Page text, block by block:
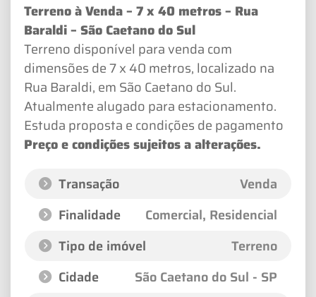
Terreno à Venda – 7 x 40 metros – Rua
Baraldi – São Caetano do Sul
Terreno disponível para venda com
dimensões de 7 x 40 metros, localizado na
Rua Baraldi, em São Caetano do Sul.
Atualmente alugado para estacionamento.
Estuda proposta e condições de pagamento
Preço e condições sujeitos a alterações.
Transação
Venda
Finalidade
Comercial, Residencial
Tipo de imóvel
Terreno
Cidade
São Caetano do Sul - SP